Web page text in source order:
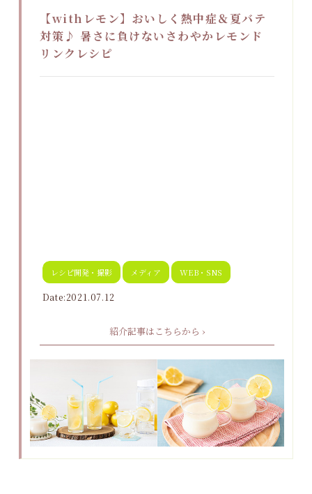
【withレモン】おいしく熱中症＆夏バテ
対策♪ 暑さに負けないさわやかレモンド
リンクレシピ
レシピ開発・撮影 メディア WEB・SNS
Date:2021.07.12
紹介記事はこちらから ›